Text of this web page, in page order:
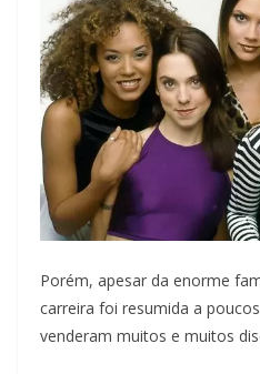
Porém, apesar da enorme
carreira foi resumida a
venderam muitos e muitos